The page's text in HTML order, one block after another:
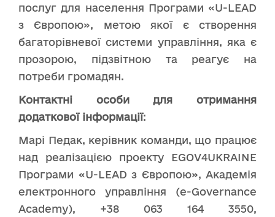
послуг для населення Програми «U-LEAD
з Європою», метою якої є створення
багаторівневої системи управління, яка є
прозорою, підзвітною та реагує на
потреби громадян.
Контактні особи для отримання
додаткової інформації:
Марі Педак, керівник команди, що працює
над реалізацією проекту EGOV4UKRAINE
Програми «U-LEAD з Європою», Академія
електронного управління (e-Governance
Academy), +38 063 164 3550,